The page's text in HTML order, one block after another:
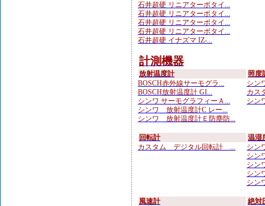
石井超硬 リニアターボタイ...
石井超硬 リニアターボタイ...
石井超硬 リニアターボタイ...
石井超硬 リニアターボタイ...
石井超硬 イナズマ IZ-...
計測機器
放射温度計
BOSCH赤外線サーモグラ...
BOSCH放射温度計 GI...
シンワ サーモグラフィーＡ...
シンワ 放射温度計C レー...
シンワ 放射温度計Ｅ防塵防...
照度
シン
カス
シン
回転計
カスタム デジタル回転計 ...
温湿
シン
シン
シン
シン
シン
風速計
絶対